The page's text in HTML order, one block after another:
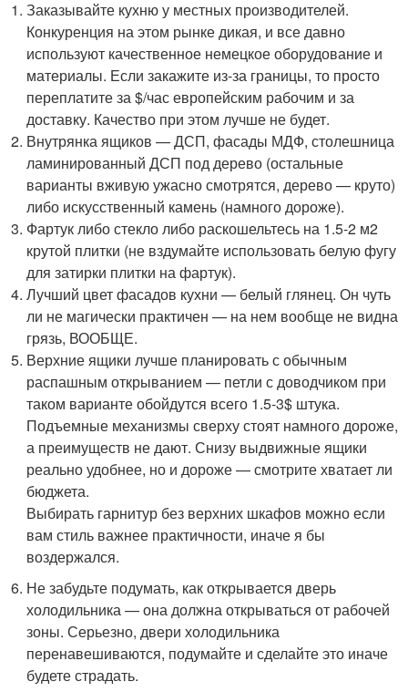
Заказывайте кухню у местных производителей.
Конкуренция на этом рынке дикая, и все давно
используют качественное немецкое оборудование и
материалы. Если закажите из-за границы, то просто
переплатите за $/час европейским рабочим и за
доставку. Качество при этом лучше не будет.
Внутрянка ящиков — ДСП, фасады МДФ, столешница
ламинированный ДСП под дерево (остальные
варианты вживую ужасно смотрятся, дерево — круто)
либо искусственный камень (намного дороже).
Фартук либо стекло либо раскошельтесь на 1.5-2 м2
крутой плитки (не вздумайте использовать белую фугу
для затирки плитки на фартук).
Лучший цвет фасадов кухни — белый глянец. Он чуть
ли не магически практичен — на нем вообще не видна
грязь, ВООБЩЕ.
Верхние ящики лучше планировать с обычным
распашным открыванием — петли с доводчиком при
таком варианте обойдутся всего 1.5-3$ штука.
Подъемные механизмы сверху стоят намного дороже,
а преимуществ не дают. Снизу выдвижные ящики
реально удобнее, но и дороже — смотрите хватает ли
бюджета.
Выбирать гарнитур без верхних шкафов можно если
вам стиль важнее практичности, иначе я бы
воздержался.
Не забудьте подумать, как открывается дверь
холодильника — она должна открываться от рабочей
зоны. Серьезно, двери холодильника
перенавешиваются, подумайте и сделайте это иначе
будете страдать.